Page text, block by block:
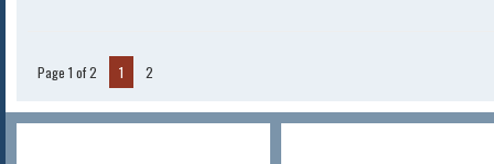
Page 1 of 2 1 2